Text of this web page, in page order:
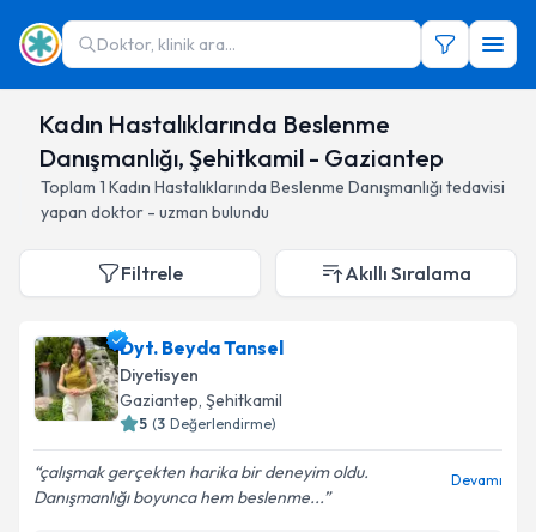
Doktor, klinik ara...
Kadın Hastalıklarında Beslenme
Danışmanlığı, Şehitkamil - Gaziantep
Toplam 1 Kadın Hastalıklarında Beslenme Danışmanlığı tedavisi
yapan doktor - uzman bulundu
Filtrele Akıllı Sıralama
Dyt. Beyda Tansel
Diyetisyen
Gaziantep, Şehitkamil
5 (3 Değerlendirme)
çalışmak gerçekten harika bir deneyim oldu.
Danışmanlığı boyunca hem beslenme...
Devamı